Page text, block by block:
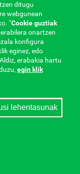
ditugu
webgunean
“Cookie guztiak
onartzen
konfigura
eginez, edo
erabakia hartu
egin klik
lehentasunak